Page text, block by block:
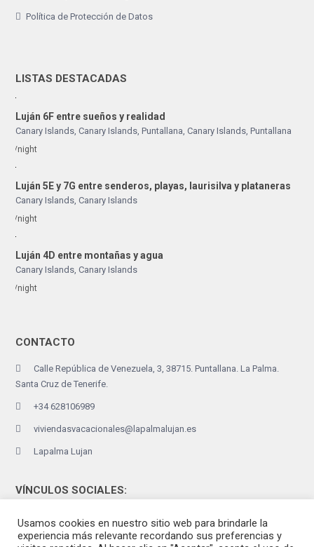
Política de Protección de Datos
LISTAS DESTACADAS
Luján 6F entre sueños y realidad
Canary Islands, Canary Islands, Puntallana, Canary Islands, Puntallana
/night
Luján 5E y 7G entre senderos, playas, laurisilva y plataneras
Canary Islands, Canary Islands
/night
Luján 4D entre montañas y agua
Canary Islands, Canary Islands
/night
CONTACTO
Calle República de Venezuela, 3, 38715. Puntallana. La Palma.
Santa Cruz de Tenerife.
+34 628106989
viviendasvacacionales@lapalmalujan.es
Lapalma Lujan
VÍNCULOS SOCIALES:
Usamos cookies en nuestro sitio web para brindarle la
experiencia más relevante recordando sus preferencias y